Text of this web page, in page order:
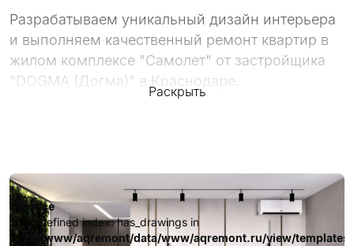
Разрабатываем уникальный дизайн интерьера
и выполняем качественный ремонт квартир в
жилом комплексе "Самолет" от застройщика
"DOGMA (Догма)" в Краснодаре.
довольных клиентов.
Раскрыть
Notice
: Undefined index: has_drawings in
/var/www/aqremont/data/www/aqremont.ru/view/